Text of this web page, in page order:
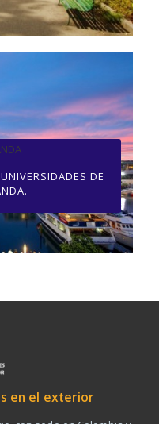
DE
en el exterior